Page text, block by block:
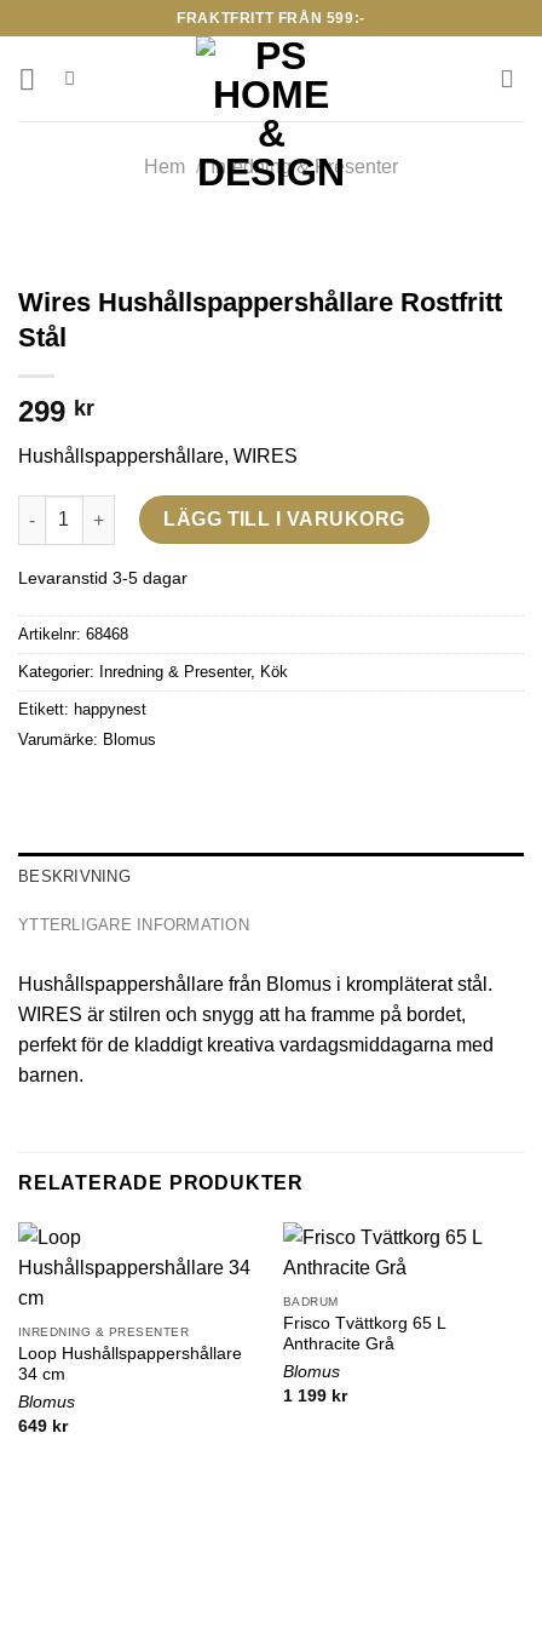
content
FRAKTFRITT FRÅN 599:-
Hem / Inredning & Presenter
Wires Hushållspappershållare Rostfritt
Stål
299 kr
Hushållspappershållare, WIRES
Wires Hushållspappershållare Rostfritt Stål mängd
LÄGG TILL I VARUKORG
Levaranstid 3-5 dagar
Artikelnr: 68468
Kategorier: Inredning & Presenter, Kök
Etikett: happynest
Varumärke: Blomus
BESKRIVNING
YTTERLIGARE INFORMATION
Hushållspappershållare från Blomus i krompläterat stål.
WIRES är stilren och snygg att ha framme på bordet,
perfekt för de kladdigt kreativa vardagsmiddagarna med
barnen.
RELATERADE PRODUKTER
INREDNING & PRESENTER
Loop Hushållspappershållare
34 cm
Blomus
649 kr
BADRUM
Frisco Tvättkorg 65 L
Anthracite Grå
Blomus
1 199 kr